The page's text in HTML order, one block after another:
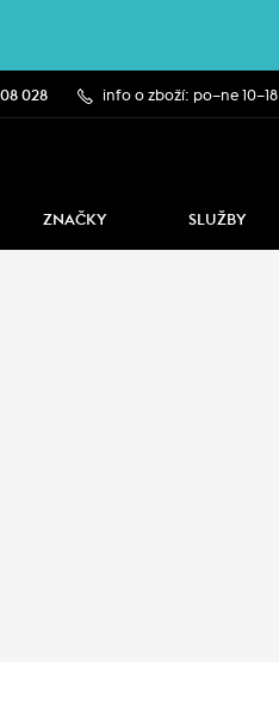
028 info o zboží: po–ne 10–18
ZNAČKY SLUŽBY